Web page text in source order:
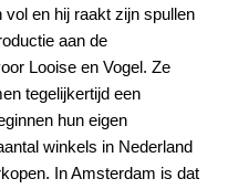
en hij raakt zijn spullen
aan de
Looise en Vogel. Ze
tegelijkertijd een
hun eigen
winkels in Nederland
In Amsterdam is dat